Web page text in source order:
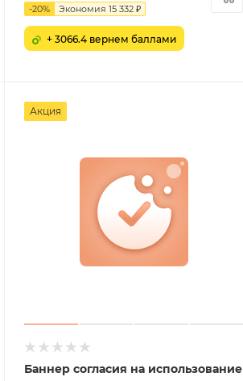
-20% Экономия 15 332 ₽
+ 3066.4 вернем баллами
Акция
Баннер согласия на использование